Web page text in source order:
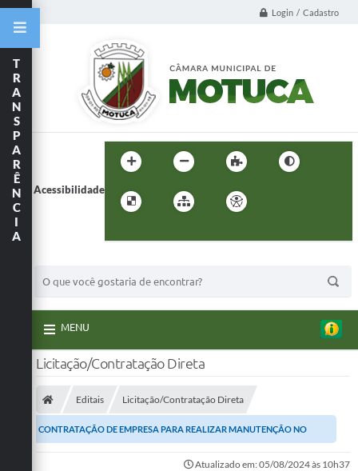
Login / Cadastro
Acessibilidade
MENU
T
R
A
N
S
P
A
R
Ê
N
C
I
A
Licitação/Contratação Direta
Editais Licitação/Contratação Direta
CONTRATAÇÃO DE EMPRESA PARA REALIZAR MANUTENÇÃO NO
Atualizado em: 05/08/2024 às 10h37